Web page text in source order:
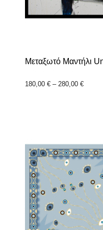
Μεταξωτό Μαντήλι
180,00 € – 280,00 €Price
προϊόν
έχει
πολλαπλές
παραλλαγές.
Οι
επιλογές
μπορούν